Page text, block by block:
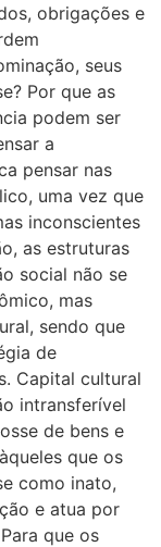
obrigações e
seus
Por que as
podem ser
a
pensar nas
uma vez que
inconscientes
as estruturas
social não se
mas
sendo que
de
Capital cultural
intransferível
de bens e
que os
como inato,
e atua por
que os